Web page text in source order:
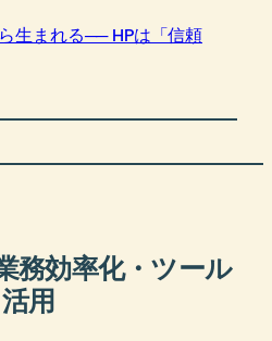
生まれる── HPは「信頼
務効率化・ツール
活用